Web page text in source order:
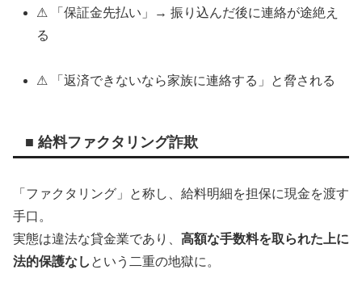
⚠ 「保証金先払い」→ 振り込んだ後に連絡が途絶え
る
⚠ 「返済できないなら家族に連絡する」と脅される
■ 給料ファクタリング詐欺
「ファクタリング」と称し、給料明細を担保に現金を渡す
手口。
実態は違法な貸金業であり、 高額な手数料を取られた上に
法的保護なし という二重の地獄に。